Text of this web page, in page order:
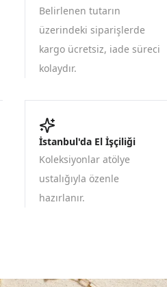
Belirlenen tutarın
üzerindeki siparişlerde
kargo ücretsiz, iade süreci
kolaydır.
İstanbul'da El İşçiliği
Koleksiyonlar atölye
ustalığıyla özenle
hazırlanır.